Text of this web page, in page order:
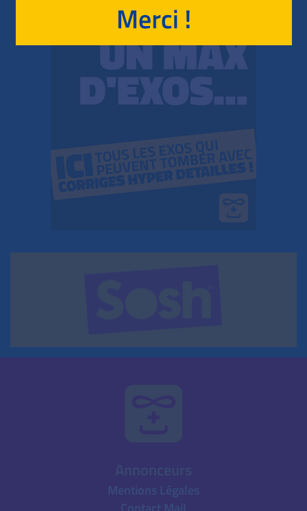
Mentions Légales